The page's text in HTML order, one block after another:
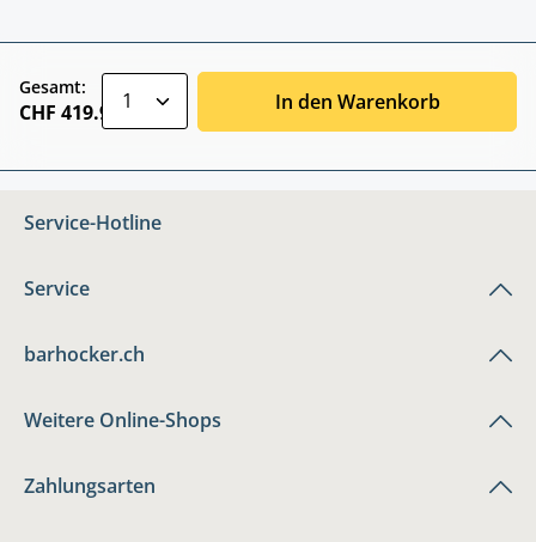
Gesamt:
CHF 419.90 In den Warenkorb
Service-Hotline
Service
barhocker.ch
Weitere Online-Shops
Zahlungsarten